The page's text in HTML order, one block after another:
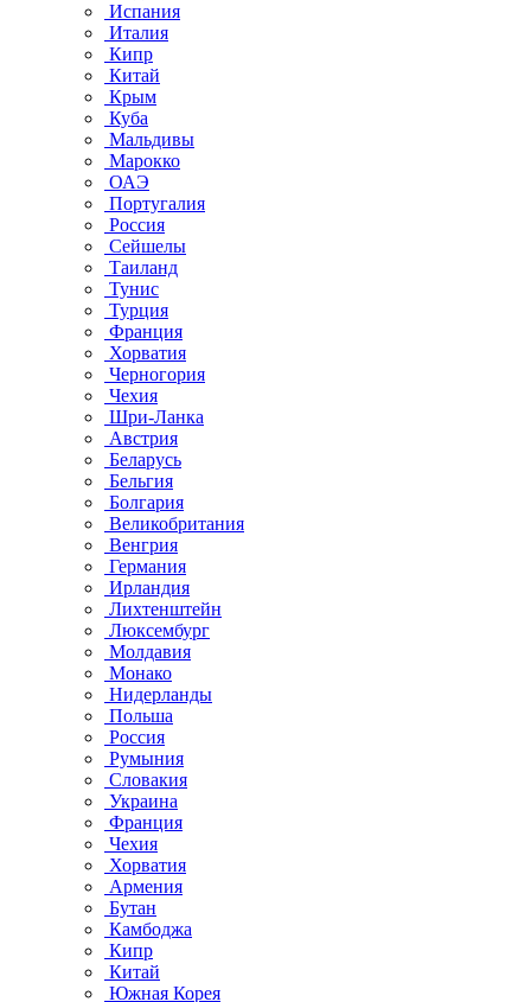
Испания
Италия
Кипр
Китай
Крым
Куба
Мальдивы
Марокко
ОАЭ
Португалия
Россия
Сейшелы
Таиланд
Тунис
Турция
Франция
Хорватия
Черногория
Чехия
Шри-Ланка
Австрия
Беларусь
Бельгия
Болгария
Великобритания
Венгрия
Германия
Ирландия
Лихтенштейн
Люксембург
Молдавия
Монако
Нидерланды
Польша
Россия
Румыния
Словакия
Украина
Франция
Чехия
Хорватия
Армения
Бутан
Камбоджа
Кипр
Китай
Южная Корея